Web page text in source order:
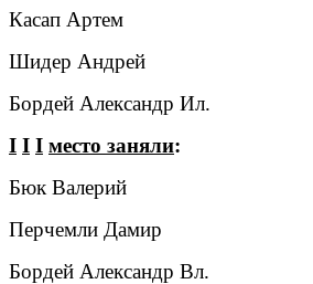
Касап Артем
Шидер Андрей
Бордей Александр Ил.
I I I место заняли:
Бюк Валерий
Перчемли Дамир
Бордей Александр Вл.